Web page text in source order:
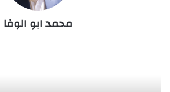
محمد ابو الوفا